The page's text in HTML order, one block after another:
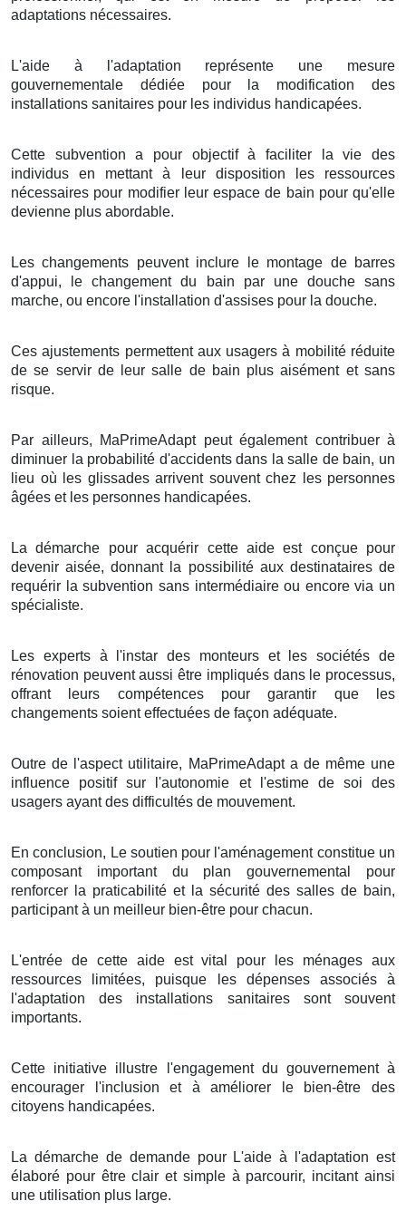
adaptations nécessaires.
L'aide à l'adaptation représente une mesure
gouvernementale dédiée pour la modification des
installations sanitaires pour les individus handicapées.
Cette subvention a pour objectif à faciliter la vie des
individus en mettant à leur disposition les ressources
nécessaires pour modifier leur espace de bain pour qu'elle
devienne plus abordable.
Les changements peuvent inclure le montage de barres
d'appui, le changement du bain par une douche sans
marche, ou encore l'installation d'assises pour la douche.
Ces ajustements permettent aux usagers à mobilité réduite
de se servir de leur salle de bain plus aisément et sans
risque.
Par ailleurs, MaPrimeAdapt peut également contribuer à
diminuer la probabilité d'accidents dans la salle de bain, un
lieu où les glissades arrivent souvent chez les personnes
âgées et les personnes handicapées.
La démarche pour acquérir cette aide est conçue pour
devenir aisée, donnant la possibilité aux destinataires de
requérir la subvention sans intermédiaire ou encore via un
spécialiste.
Les experts à l'instar des monteurs et les sociétés de
rénovation peuvent aussi être impliqués dans le processus,
offrant leurs compétences pour garantir que les
changements soient effectuées de façon adéquate.
Outre de l'aspect utilitaire, MaPrimeAdapt a de même une
influence positif sur l'autonomie et l'estime de soi des
usagers ayant des difficultés de mouvement.
En conclusion, Le soutien pour l'aménagement constitue un
composant important du plan gouvernemental pour
renforcer la praticabilité et la sécurité des salles de bain,
participant à un meilleur bien-être pour chacun.
L'entrée de cette aide est vital pour les ménages aux
ressources limitées, puisque les dépenses associés à
l'adaptation des installations sanitaires sont souvent
importants.
Cette initiative illustre l'engagement du gouvernement à
encourager l'inclusion et à améliorer le bien-être des
citoyens handicapées.
La démarche de demande pour L'aide à l'adaptation est
élaboré pour être clair et simple à parcourir, incitant ainsi
une utilisation plus large.